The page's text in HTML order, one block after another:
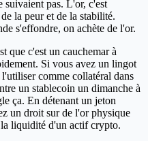
suivaient pas. L'or, c'est
la peur et de la stabilité.
s'effondre, on achète de l'or.
que c'est un cauchemar à
Si vous avez un lingot
comme collatéral dans
un stablecoin un dimanche à
ça. En détenant un jeton
un droit sur de l'or physique
liquidité d'un actif crypto.